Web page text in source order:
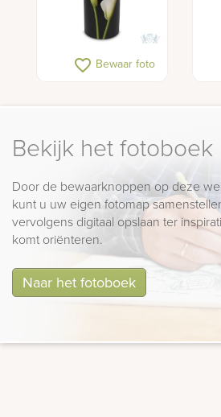
favorite_border Bewaar foto
Bekijk het fotoboek
Door de bewaarknoppen op deze
kunt u uw eigen fotomap
vervolgens digitaal opslaan ter
komt oriënteren.
Naar het fotoboek